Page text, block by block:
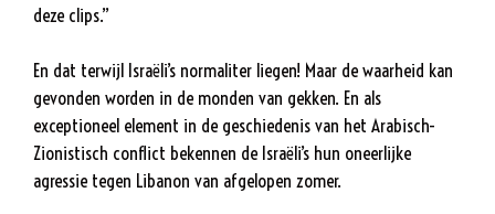
deze clips.”
En dat terwijl Israëli’s normaliter liegen! Maar de waarheid kan
gevonden worden in de monden van gekken. En als
exceptioneel element in de geschiedenis van het Arabisch-
Zionistisch conflict bekennen de Israëli’s hun oneerlijke
agressie tegen Libanon van afgelopen zomer.